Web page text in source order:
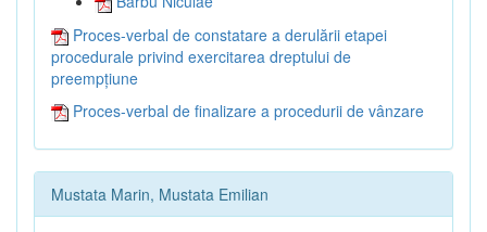
Proces-verbal de constatare a derulării etapei
procedurale privind exercitarea dreptului de
preempțiune
Proces-verbal de finalizare a procedurii de vânzare
Mustata Marin, Mustata Emilian